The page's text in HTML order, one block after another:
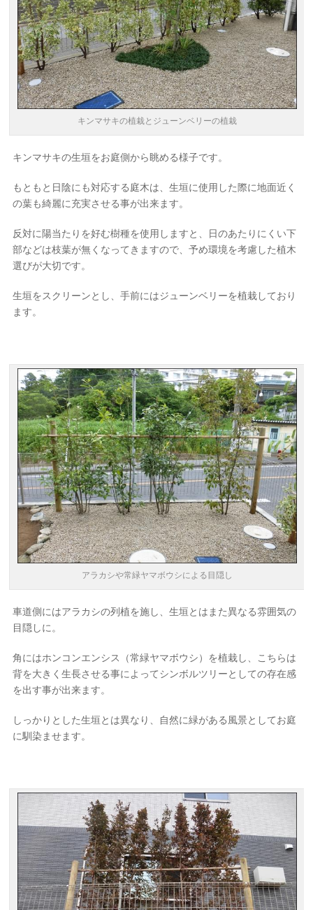
キンマサキの植栽とジューンベリーの植栽
キンマサキの生垣をお庭側から眺める様子です。
もともと日陰にも対応する庭木は、生垣に使用した際に地面近く
の葉も綺麗に充実させる事が出来ます。
反対に陽当たりを好む樹種を使用しますと、日のあたりにくい下
部などは枝葉が無くなってきますので、予め環境を考慮した植木
選びが大切です。
生垣をスクリーンとし、手前にはジューンベリーを植栽しており
ます。
アラカシや常緑ヤマボウシによる目隠し
車道側にはアラカシの列植を施し、生垣とはまた異なる雰囲気の
目隠しに。
角にはホンコンエンシス（常緑ヤマボウシ）を植栽し、こちらは
背を大きく生長させる事によってシンボルツリーとしての存在感
を出す事が出来ます。
しっかりとした生垣とは異なり、自然に緑がある風景としてお庭
に馴染ませます。